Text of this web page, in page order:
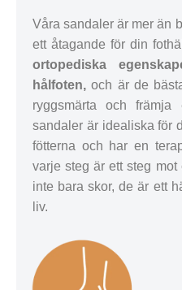
Våra sandaler är mer än
ett åtagande för din
ortopediska
hålfoten, och är de
ryggsmärta och
sandaler är idealiska för
fötterna och har en
varje steg är ett steg
inte bara skor, de är ett
liv.